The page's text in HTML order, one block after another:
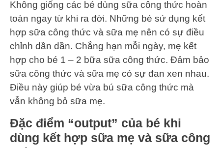
Không giống các bé dùng sữa công thức hoàn
toàn ngay từ khi ra đời. Những bé sử dụng kết
hợp sữa công thức và sữa mẹ nên có sự điều
chỉnh dần dần. Chẳng hạn mỗi ngày, mẹ kết
hợp cho bé 1 – 2 bữa sữa công thức. Đảm bảo
sữa công thức và sữa mẹ có sự đan xen nhau.
Điều này giúp bé vừa bú sữa công thức mà
vẫn không bỏ sữa mẹ.
Đặc điểm “output” của bé khi
dùng kết hợp sữa mẹ và sữa công